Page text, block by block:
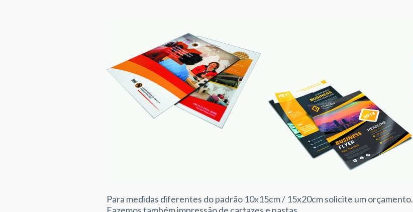
Para medidas diferentes do padrão 10x15cm / 15x20cm solicite um orçamento.